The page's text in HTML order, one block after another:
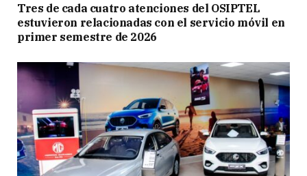
Tres de cada cuatro atenciones del OSIPTEL
estuvieron relacionadas con el servicio móvil en
primer semestre de 2026